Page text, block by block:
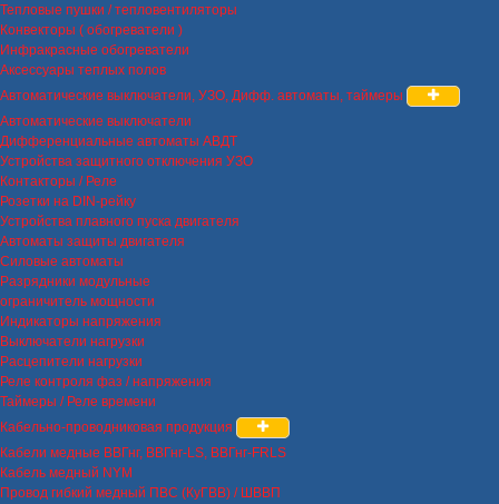
Тепловые пушки / тепловентиляторы
Конвекторы ( обогреватели )
Инфракрасные обогреватели
Аксессуары теплых полов
Автоматические выключатели, УЗО, Дифф. автоматы, таймеры
Автоматические выключатели
Дифференциальные автоматы АВДТ
Устройства защитного отключения УЗО
Контакторы / Реле
Розетки на DIN-рейку
Устройства плавного пуска двигателя
Автоматы защиты двигателя
Силовые автоматы
Разрядники модульные
ограничитель мощности
Индикаторы напряжения
Выключатели нагрузки
Расцепители нагрузки
Реле контроля фаз / напряжения
Таймеры / Реле времени
Кабельно-проводниковая продукция
Кабели медные ВВГнг, ВВГнг-LS, ВВГнг-FRLS
Кабель медный NYM
Провод гибкий медный ПВС (КуГВВ) / ШВВП